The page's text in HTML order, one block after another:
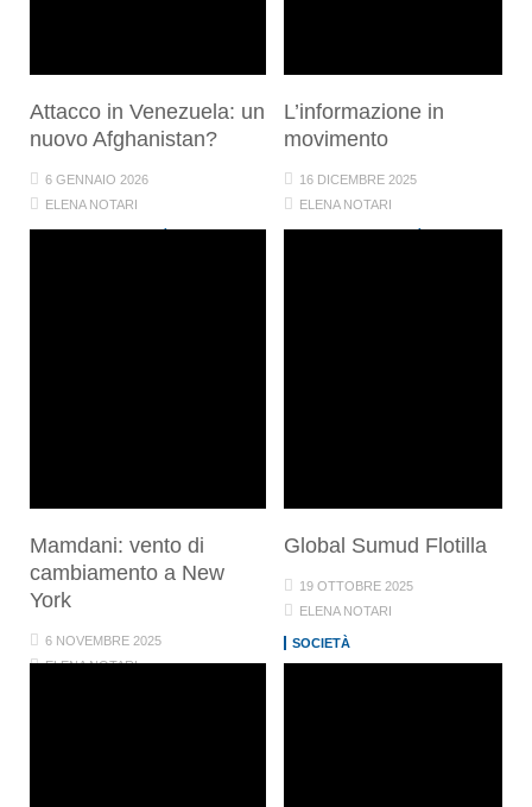
Attacco in Venezuela: un
nuovo Afghanistan?
6 GENNAIO 2026
ELENA NOTARI
L’informazione in
movimento
16 DICEMBRE 2025
ELENA NOTARI
Mamdani: vento di
cambiamento a New
York
6 NOVEMBRE 2025
ELENA NOTARI
Global Sumud Flotilla
19 OTTOBRE 2025
ELENA NOTARI
SOCIETÀ